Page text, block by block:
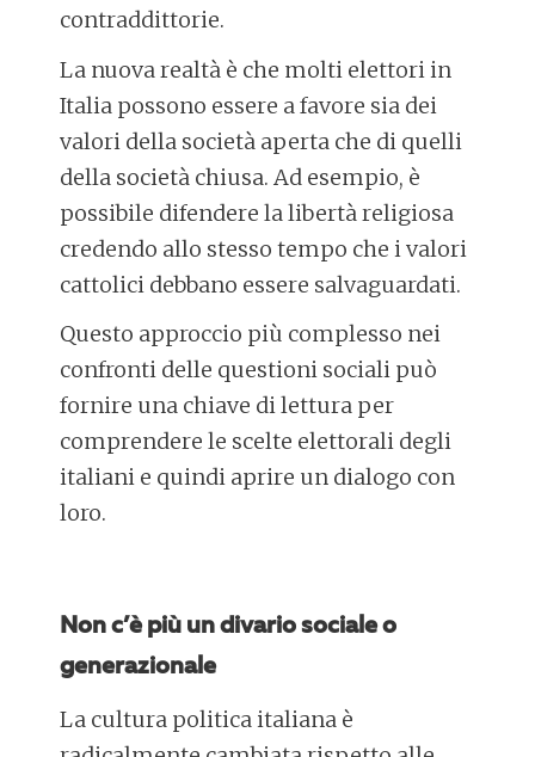
contraddittorie.
La nuova realtà è che molti elettori in
Italia possono essere a favore sia dei
valori della società aperta che di quelli
della società chiusa. Ad esempio, è
possibile difendere la libertà religiosa
credendo allo stesso tempo che i valori
cattolici debbano essere salvaguardati.
Questo approccio più complesso nei
confronti delle questioni sociali può
fornire una chiave di lettura per
comprendere le scelte elettorali degli
italiani e quindi aprire un dialogo con
loro.
Non c’è più un divario sociale o
generazionale
La cultura politica italiana è